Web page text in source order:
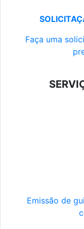
Faça uma
Emissão de